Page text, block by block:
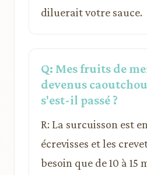
diluerait votre sauce.
Q: Mes fruits de
devenus
s'est-il passé ?
R: La surcuisson est
écrevisses et les
besoin que de 10 à 15